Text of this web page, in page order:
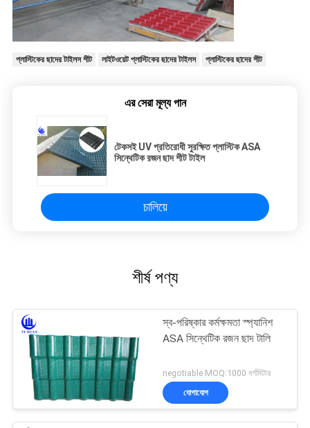
প্লাস্টিকের ছাদের টাইলস শীট লাইটওয়েট প্লাস্টিকের ছাদের টাইলস প্লাস্টিকের ছাদের শীট
এর সেরা মূল্য পান
টেকসই UV প্রতিরোধী সুরক্ষিত প্লাস্টিক ASA
সিন্থেটিক রজন ছাদ শীট টাইল
চালিয়ে
শীর্ষ পণ্য
স্ব-পরিষ্কার কর্মক্ষমতা স্প্যানিশ
ASA সিন্থেটিক রজন ছাদ টালি
negotiable MOQ:1000 বর্গমিটার
যোগাযোগ